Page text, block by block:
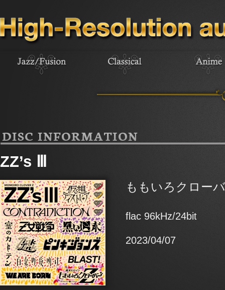
DISC INFORMATION
ZZ’s Ⅲ
ももいろクロー
flac 96kHz/24bit
2023/04/07